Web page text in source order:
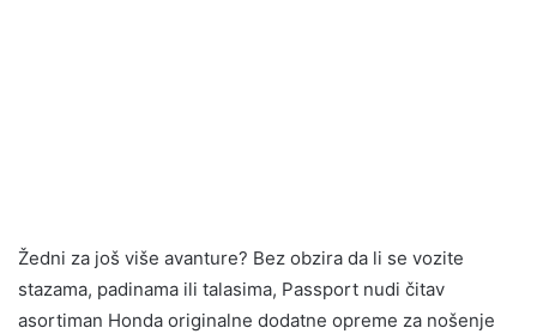
Žedni za još više avanture? Bez obzira da li se vozite
stazama, padinama ili talasima, Passport nudi čitav
asortiman Honda originalne dodatne opreme za nošenje